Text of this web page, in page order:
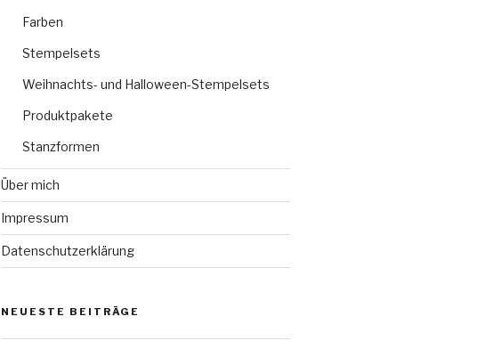
Farben
Stempelsets
Weihnachts- und Halloween-Stempelsets
Produktpakete
Stanzformen
Über mich
Impressum
Datenschutzerklärung
NEUESTE BEITRÄGE